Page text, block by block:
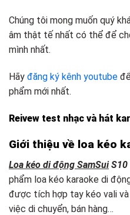
Chúng tôi mong muốn quý
âm thật tế nhất có thể để
mình nhất.
Hãy đăng ký kênh youtube
phẩm mới nhất.
Reivew test nhạc và hát
Giới thiệu về loa kéo
Loa kéo di động SamSuiS10
phẩm loa kéo karaoke di
được tích hợp tay kéo vali
việc di chuyển, bán hàng…